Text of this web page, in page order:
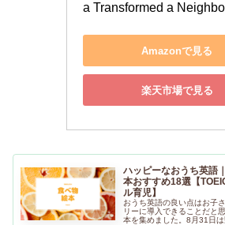
a Transformed a
Amazonで見る
楽天市場で見る
ハッピーなおうち英語
本おすすめ18選【
ル育児】
おうち英語の良い点はお子
リーに導入できることだと
本を集めました。8月31日